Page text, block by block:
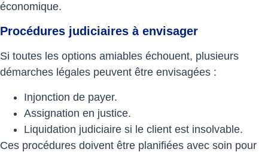
économique.
Procédures judiciaires à envisager
Si toutes les options amiables échouent, plusieurs
démarches légales peuvent être envisagées :
Injonction de payer.
Assignation en justice.
Liquidation judiciaire si le client est insolvable.
Ces procédures doivent être planifiées avec soin pour